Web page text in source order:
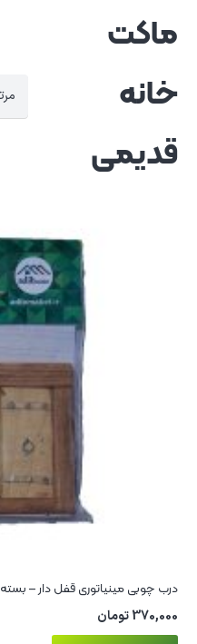
ماکت
خانه
قدیمی
درب چوبی مینیاتوری قفل دار – بسته 1عددی
370,000تومان